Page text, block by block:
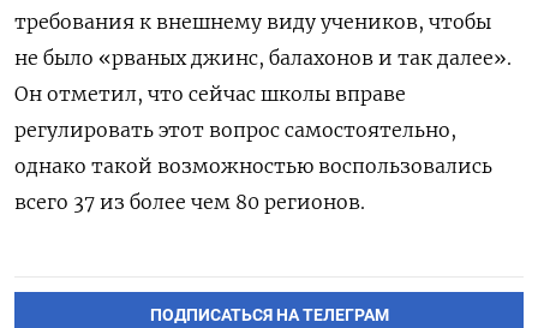
требования к внешнему виду учеников, чтобы
не было «рваных джинс, балахонов и так далее».
Он отметил, что сейчас школы вправе
регулировать этот вопрос самостоятельно,
однако такой возможностью воспользовались
всего 37 из более чем 80 регионов.
ПОДПИСАТЬСЯ НА ТЕЛЕГРАМ